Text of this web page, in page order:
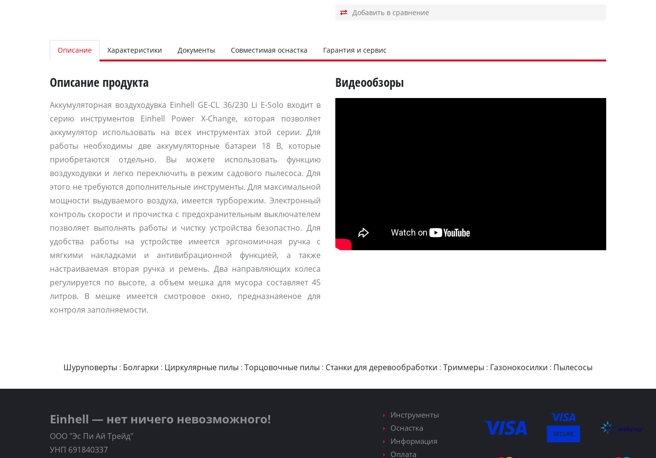
Описание Характеристики Документы Совместимая оснастка Гарантия и сервис
Описание продукта
Аккумуляторная воздуходувка Einhell GE-CL 36/230 Li E-Solo входит в
серию инструментов Einhell Power X-Change, которая позволяет
аккумулятор использовать на всех инструментах этой серии. Для
работы необходимы две аккумуляторные батареи 18 В, которые
приобретаются отдельно. Вы можете использовать функцию
воздуходувки и легко переключить в режим садового пылесоса. Для
этого не требуются дополнительные инструменты. Для максимальной
мощности выдуваемого воздуха, имеется турборежим. Электронный
контроль скорости и прочистка с предохранительным выключателем
позволяет выполнять работы и чистку устройства безопастно. Для
удобства работы на устройстве имеется эргономичная ручка с
мягкими накладками и антивибрационной функцией, а также
настраиваемая вторая ручка и ремень. Два направляющих колеса
регулируется по высоте, а объем мешка для мусора составляет 45
литров. В мешке имеется смотровое окно, предназнаяеное для
контроля заполняемости.
Видеообзоры
Шуруповерты : Болгарки : Циркулярные пилы : Торцовочные пилы : Станки для деревообработки : Триммеры : Газонокосилки : Пылесосы
Einhell — нет ничего невозможного!
ООО "Эс Пи Ай Трейд"
УНП 691840337
Инструменты
Оснастка
Информация
Оплата